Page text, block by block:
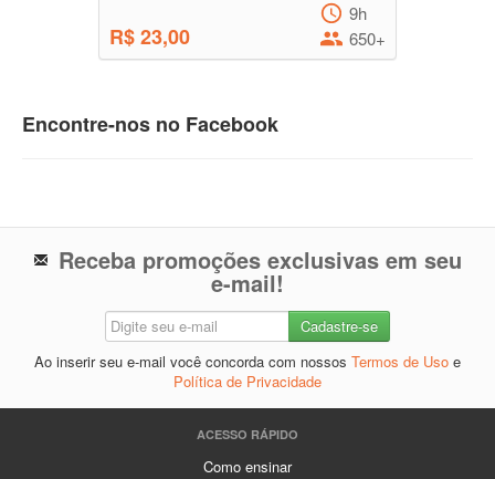
R$ 23,00
9h
650+
Encontre-nos no Facebook
Receba promoções exclusivas em seu
e-mail!
Ao inserir seu e-mail você concorda com nossos Termos de Uso e
Política de Privacidade
ACESSO RÁPIDO
Como ensinar